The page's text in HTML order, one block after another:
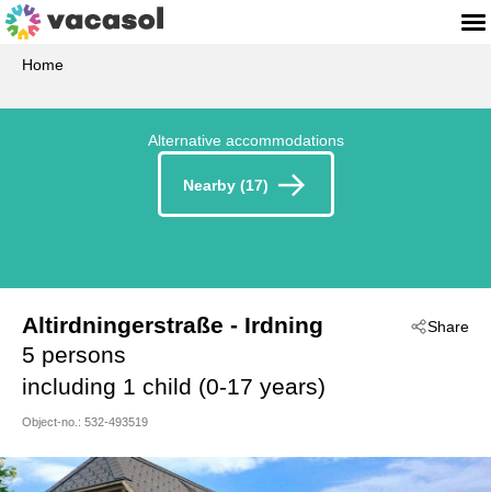
Home
Alternative accommodations
Nearby (17)
Share
Altirdningerstraße - Irdning
5 persons
including 1 child (0-17 years)
Object-no.: 532-493519